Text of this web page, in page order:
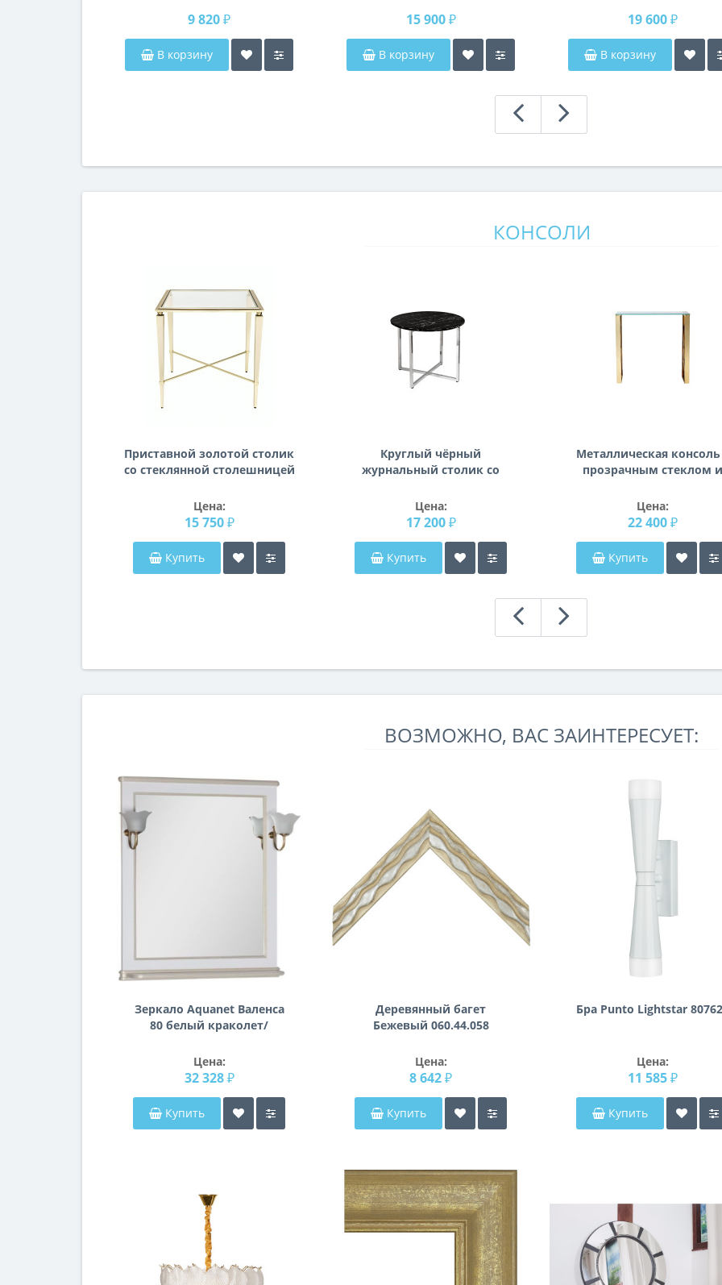
см (1400 мм)
9 820 ₽
В корзину
15 900 ₽
В корзину
влагостойкого МДФ K141
19 600 ₽
В корзину
КОНСОЛИ
Приставной золотой столик
со стеклянной столешницей
Цена:
15 750 ₽
Купить
Круглый чёрный
журнальный столик со
металлическими ножками
цвета хром 30B-85521
Цена:
17 200 ₽
Купить
Металлическая консоль
прозрачным стеклом и
80*30*78см 47ED-
CST008/80GOLD
Цена:
22 400 ₽
Купить
ВОЗМОЖНО, ВАС ЗАИНТЕРЕСУЕТ:
Зеркало Aquanet Валенса
80 белый краколет/
Цена:
32 328 ₽
Купить
Деревянный багет
Бежевый 060.44.058
Цена:
8 642 ₽
Купить
Бра Punto Lightstar
Цена:
11 585 ₽
Купить